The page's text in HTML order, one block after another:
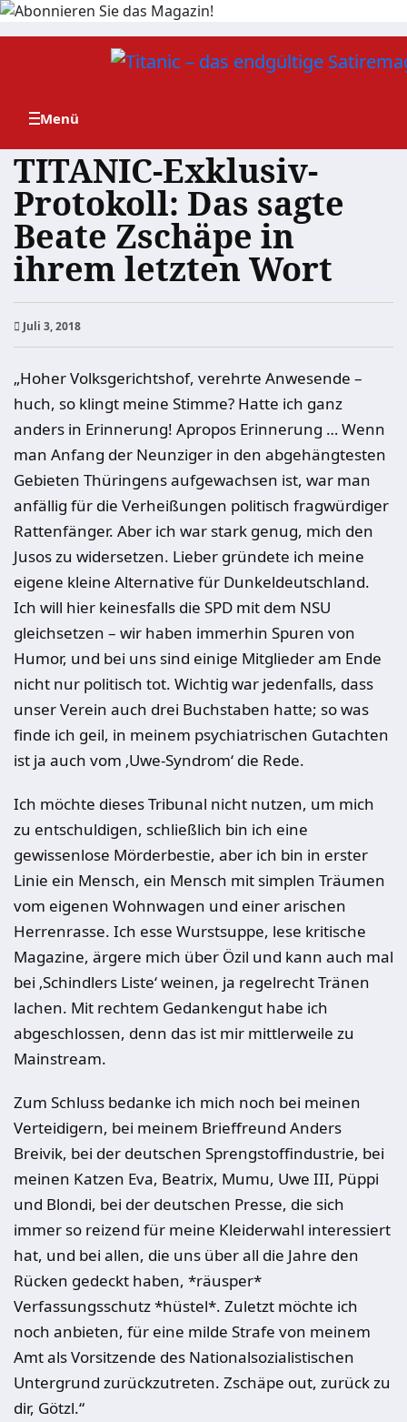
Zum
TITANIC-Exklusiv-
Protokoll: Das sagte
Beate Zschäpe in
ihrem letzten Wort
Juli 3, 2018
„Hoher Volksgerichtshof, verehrte Anwesende –
huch, so klingt meine Stimme? Hatte ich ganz
anders in Erinnerung! Apropos Erinnerung … Wenn
man Anfang der Neunziger in den abgehängtesten
Gebieten Thüringens aufgewachsen ist, war man
anfällig für die Verheißungen politisch fragwürdiger
Rattenfänger. Aber ich war stark genug, mich den
Jusos zu widersetzen. Lieber gründete ich meine
eigene kleine Alternative für Dunkeldeutschland.
Ich will hier keinesfalls die SPD mit dem NSU
gleichsetzen – wir haben immerhin Spuren von
Humor, und bei uns sind einige Mitglieder am Ende
nicht nur politisch tot. Wichtig war jedenfalls, dass
unser Verein auch drei Buchstaben hatte; so was
finde ich geil, in meinem psychiatrischen Gutachten
ist ja auch vom ‚Uwe-Syndrom‘ die Rede.
Ich möchte dieses Tribunal nicht nutzen, um mich
zu entschuldigen, schließlich bin ich eine
gewissenlose Mörderbestie, aber ich bin in erster
Linie ein Mensch, ein Mensch mit simplen Träumen
vom eigenen Wohnwagen und einer arischen
Herrenrasse. Ich esse Wurstsuppe, lese kritische
Magazine, ärgere mich über Özil und kann auch mal
bei ‚Schindlers Liste‘ weinen, ja regelrecht Tränen
lachen. Mit rechtem Gedankengut habe ich
abgeschlossen, denn das ist mir mittlerweile zu
Mainstream.
Zum Schluss bedanke ich mich noch bei meinen
Verteidigern, bei meinem Brieffreund Anders
Breivik, bei der deutschen Sprengstoffindustrie, bei
meinen Katzen Eva, Beatrix, Mumu, Uwe III, Püppi
und Blondi, bei der deutschen Presse, die sich
immer so reizend für meine Kleiderwahl interessiert
hat, und bei allen, die uns über all die Jahre den
Rücken gedeckt haben, *räusper*
Verfassungsschutz *hüstel*. Zuletzt möchte ich
noch anbieten, für eine milde Strafe von meinem
Amt als Vorsitzende des Nationalsozialistischen
Untergrund zurückzutreten. Zschäpe out, zurück zu
dir, Götzl.“